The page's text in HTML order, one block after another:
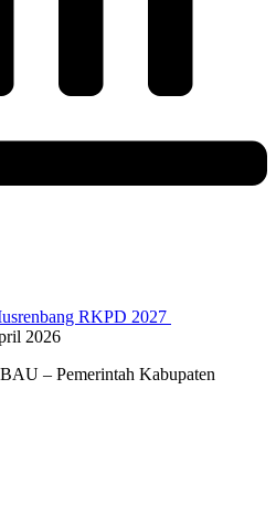
RKPD 2027
2026
– Pemerintah Kabupaten